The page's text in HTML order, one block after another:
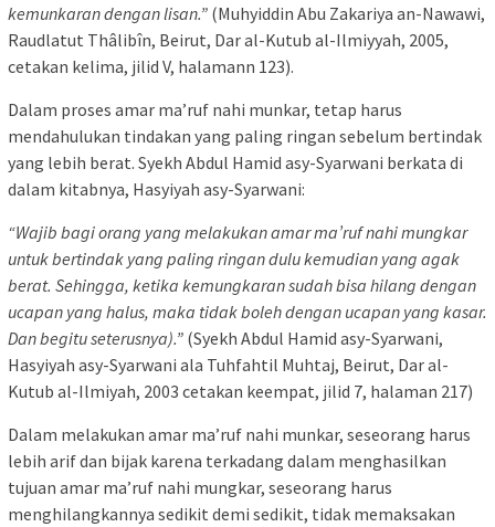
kemunkaran dengan lisan.” (Muhyiddin Abu Zakariya an-Nawawi,
Raudlatut Thâlibîn, Beirut, Dar al-Kutub al-Ilmiyyah, 2005,
cetakan kelima, jilid V, halamann 123).
Dalam proses amar ma’ruf nahi munkar, tetap harus
mendahulukan tindakan yang paling ringan sebelum bertindak
yang lebih berat. Syekh Abdul Hamid asy-Syarwani berkata di
dalam kitabnya, Hasyiyah asy-Syarwani:
“Wajib bagi orang yang melakukan amar ma’ruf nahi mungkar
untuk bertindak yang paling ringan dulu kemudian yang agak
berat. Sehingga, ketika kemungkaran sudah bisa hilang dengan
ucapan yang halus, maka tidak boleh dengan ucapan yang kasar.
Dan begitu seterusnya).” (Syekh Abdul Hamid asy-Syarwani,
Hasyiyah asy-Syarwani ala Tuhfahtil Muhtaj, Beirut, Dar al-
Kutub al-Ilmiyah, 2003 cetakan keempat, jilid 7, halaman 217)
Dalam melakukan amar ma’ruf nahi munkar, seseorang harus
lebih arif dan bijak karena terkadang dalam menghasilkan
tujuan amar ma’ruf nahi mungkar, seseorang harus
menghilangkannya sedikit demi sedikit, tidak memaksakan